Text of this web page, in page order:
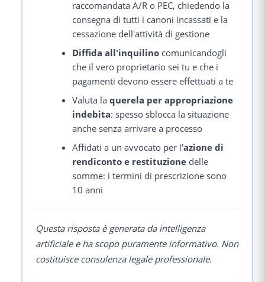
raccomandata A/R o PEC, chiedendo la
consegna di tutti i canoni incassati e la
cessazione dell'attività di gestione
Diffida all'inquilino comunicandogli
che il vero proprietario sei tu e che i
pagamenti devono essere effettuati a te
Valuta laquerela per appropriazione
indebita: spesso sblocca la situazione
anche senza arrivare a processo
Affidati a un avvocato per l'azione di
rendiconto e restituzione delle
somme: i termini di prescrizione sono
10 anni
Questa risposta è generata da intelligenza
artificiale e ha scopo puramente informativo. Non
costituisce consulenza legale professionale.